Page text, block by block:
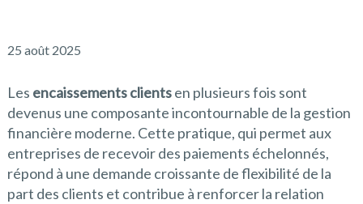
25 août 2025
Les encaissements clientsen plusieurs fois sont
devenus une composante incontournable de la gestion
financière moderne. Cette pratique, qui permet aux
entreprises de recevoir des paiements échelonnés,
répond à une demande croissante de flexibilité de la
part des clients et contribue à renforcer la relation